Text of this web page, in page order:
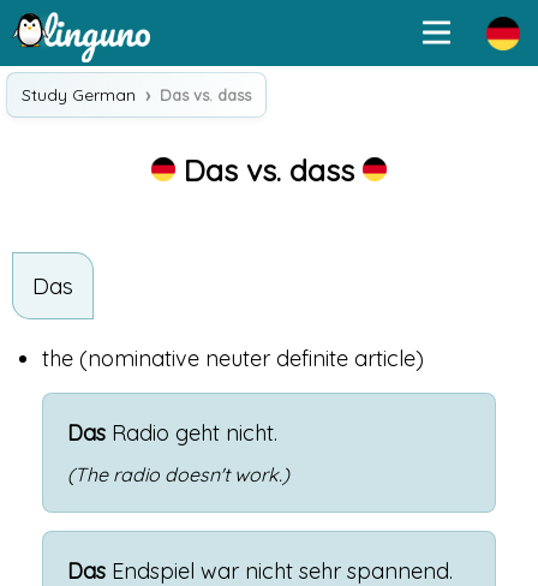
Study German Das vs. dass
Das vs. dass
Das
the (nominative neuter definite article)
Das Radio geht nicht.
(The radio doesn't work.)
Das Endspiel war nicht sehr spannend.